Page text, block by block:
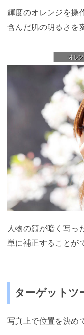
輝度のオレンジを操
含んだ肌の明るさを
人物の顔が暗く写っ
単に補正することが
ターゲットツ
写真上で位置を決め